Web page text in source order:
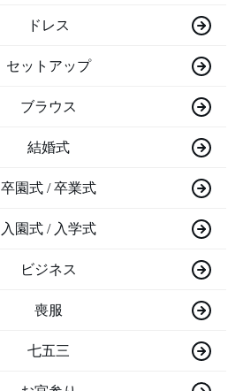
ドレス
セットアップ
ブラウス
結婚式
卒園式 / 卒業式
入園式 / 入学式
ビジネス
喪服
七五三